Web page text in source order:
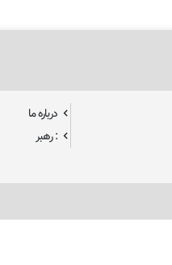
درباره ما
: رهبر